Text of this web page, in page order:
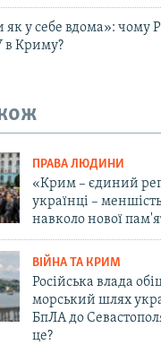
як у себе вдома»: чому
в Криму?
ПРАВА ЛЮДИНИ
«Крим – єдиний
українці –
навколо нової
ВІЙНА ТА КРИМ
Російська влада
морський шлях
БпЛА до
це?